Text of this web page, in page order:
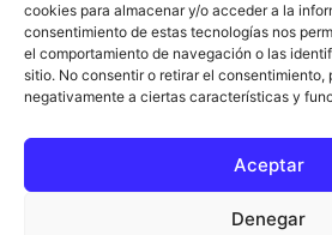
cookies para almacenar y/o acceder a la
consentimiento de estas tecnologías nos
el comportamiento de navegación o las
sitio. No consentir o retirar el consentimiento,
negativamente a ciertas características y
Aceptar
Denegar
Contáctanos:
SÍGUENOS